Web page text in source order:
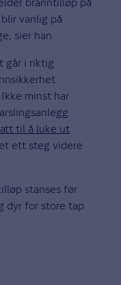
vanlig på
sier han.
går i riktig
minst har
til å luke ut
ett steg videre
stanses før
dyr for store tap